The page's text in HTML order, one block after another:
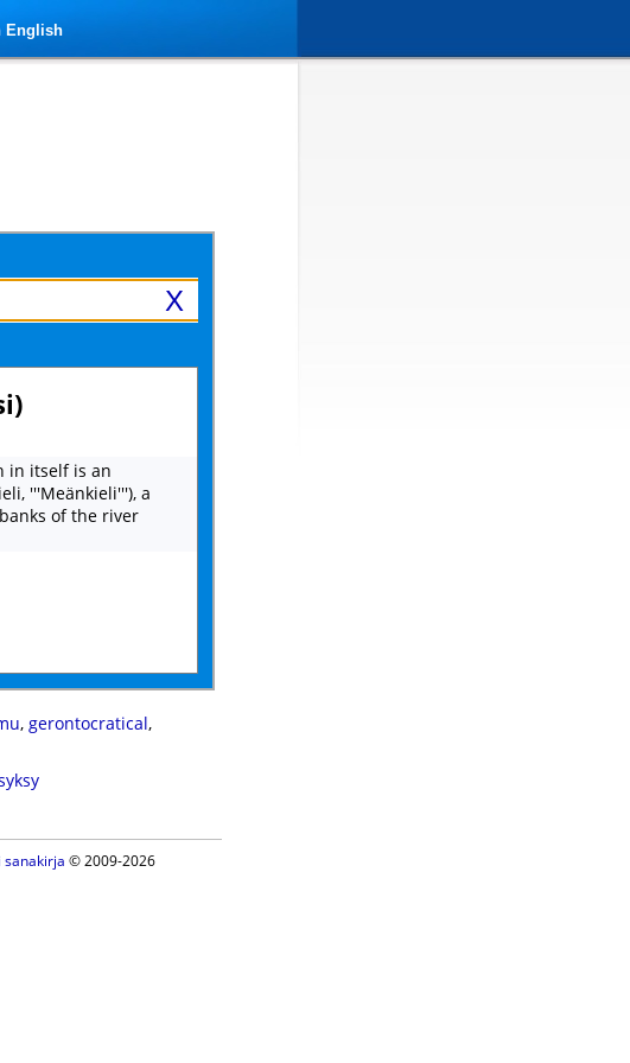
English
X
in itself is an
'''Meänkieli'''), a
of the river
, gerontocratical,
sanakirja © 2009-2026